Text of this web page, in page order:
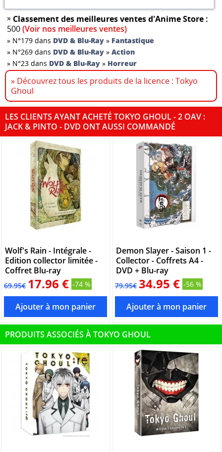
» Classement des meilleures ventes d'Anime Store :
500(Voir nos meilleures ventes)
» N°179 dans DVD & Blu-Ray » Fantastique
» N°269 dans DVD & Blu-Ray »Action
» N°23 dans DVD & Blu-Ray » Horreur
» Découvrez tous les produits de la licence : Tokyo
Ghoul
LES CLIENTS AYANT ACHETÉ TOKYO GHOUL - 2 OAV :
JACK & PINTO - DVD ONT AUSSI COMMANDÉ
Wolf's Rain - Intégrale -
Edition collector limitée -
Coffret Blu-ray
69.95€ 17.96 € -74 %
Demon Slayer - Saison 1 -
Collector - Coffrets A4 -
DVD + Blu-ray
79.95€ 34.95 € -56 %
PRODUITS ASSOCIÉS À TOKYO GHOUL